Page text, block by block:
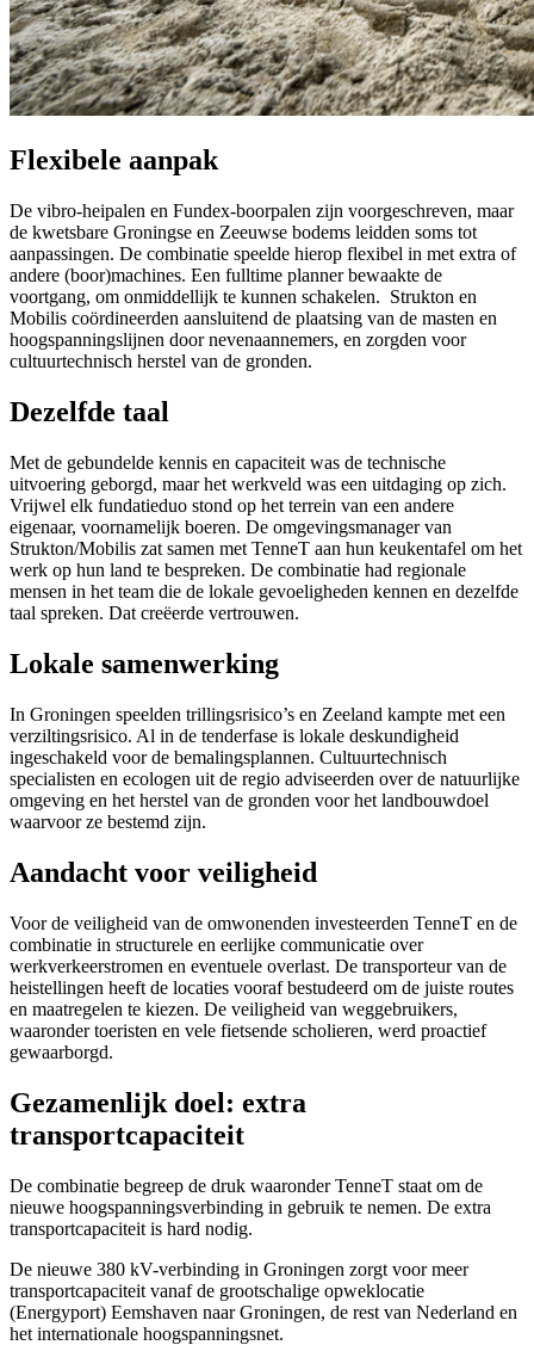
Flexibele aanpak
De vibro-heipalen en Fundex-boorpalen zijn voorgeschreven, maar
de kwetsbare Groningse en Zeeuwse bodems leidden soms tot
aanpassingen. De combinatie speelde hierop flexibel in met extra of
andere (boor)machines. Een fulltime planner bewaakte de
voortgang, om onmiddellijk te kunnen schakelen. Strukton en
Mobilis coördineerden aansluitend de plaatsing van de masten en
hoogspanningslijnen door nevenaannemers, en zorgden voor
cultuurtechnisch herstel van de gronden.
Dezelfde taal
Met de gebundelde kennis en capaciteit was de technische
uitvoering geborgd, maar het werkveld was een uitdaging op zich.
Vrijwel elk fundatieduo stond op het terrein van een andere
eigenaar, voornamelijk boeren. De omgevingsmanager van
Strukton/Mobilis zat samen met TenneT aan hun keukentafel om het
werk op hun land te bespreken. De combinatie had regionale
mensen in het team die de lokale gevoeligheden kennen en dezelfde
taal spreken. Dat creëerde vertrouwen.
Lokale samenwerking
In Groningen speelden trillingsrisico’s en Zeeland kampte met een
verziltingsrisico. Al in de tenderfase is lokale deskundigheid
ingeschakeld voor de bemalingsplannen. Cultuurtechnisch
specialisten en ecologen uit de regio adviseerden over de natuurlijke
omgeving en het herstel van de gronden voor het landbouwdoel
waarvoor ze bestemd zijn.
Aandacht voor veiligheid
Voor de veiligheid van de omwonenden investeerden TenneT en de
combinatie in structurele en eerlijke communicatie over
werkverkeerstromen en eventuele overlast. De transporteur van de
heistellingen heeft de locaties vooraf bestudeerd om de juiste routes
en maatregelen te kiezen. De veiligheid van weggebruikers,
waaronder toeristen en vele fietsende scholieren, werd proactief
gewaarborgd.
Gezamenlijk doel: extra
transportcapaciteit
De combinatie begreep de druk waaronder TenneT staat om de
nieuwe hoogspanningsverbinding in gebruik te nemen. De extra
transportcapaciteit is hard nodig.
De nieuwe 380 kV-verbinding in Groningen zorgt voor meer
transportcapaciteit vanaf de grootschalige opweklocatie
(Energyport) Eemshaven naar Groningen, de rest van Nederland en
het internationale hoogspanningsnet.